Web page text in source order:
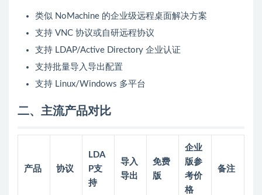
类似 NoMachine 的企业级远程桌面解决方案
支持 VNC 协议或自研远程协议
支持 LDAP/Active Directory 企业认证
支持批量导入导出配置
支持 Linux/Windows 多平台
二、主流产品对比
产品 协议
LDA
P支
持
导入
导出
免费
版
企业
版参
考价
格
备注